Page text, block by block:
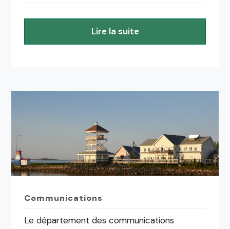
Lire la suite
Communications
Le département des communications